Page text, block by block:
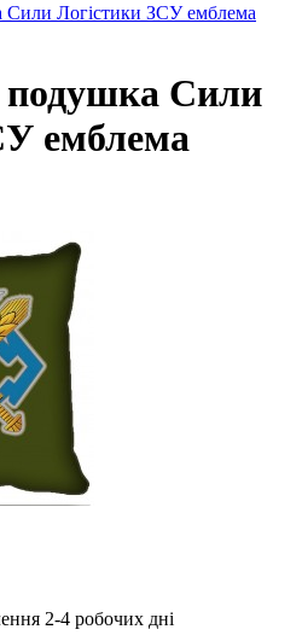
Сили Логістики ЗСУ емблема
подушка Сили
емблема
2-4 робочих дні